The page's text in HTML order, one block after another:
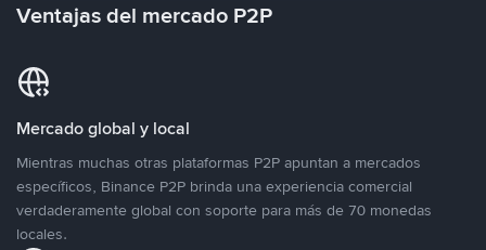
Ventajas del mercado P2P
Mercado global y local
Mientras muchas otras plataformas P2P apuntan a mercados
específicos, Binance P2P brinda una experiencia comercial
verdaderamente global con soporte para más de 70 monedas
locales.